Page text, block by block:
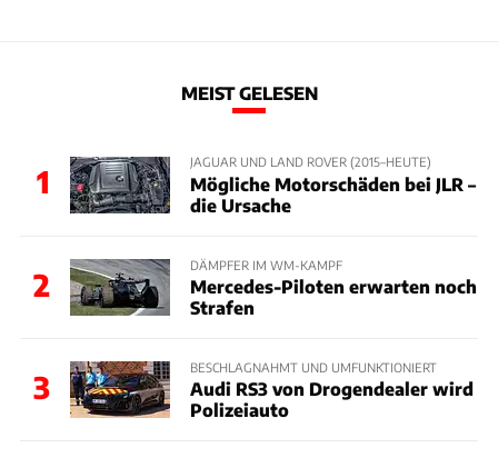
MEIST GELESEN
1
JAGUAR UND LAND ROVER (2015–HEUTE)
Mögliche Motorschäden bei JLR –
die Ursache
2
DÄMPFER IM WM-KAMPF
Mercedes-Piloten erwarten noch
Strafen
3
BESCHLAGNAHMT UND UMFUNKTIONIERT
Audi RS3 von Drogendealer wird
Polizeiauto